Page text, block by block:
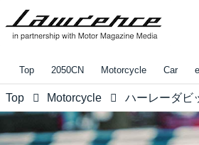
Top 2050CN Motorcycle Car
Top Motorcycle